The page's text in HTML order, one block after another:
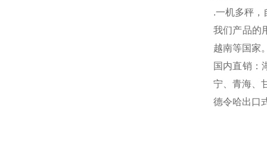
.一机多秤，
我们产品的
越南等国家
国内直销：
宁、青海、
德令哈出口